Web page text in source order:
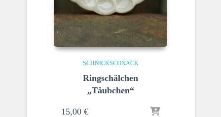
SCHNICKSCHNACK
Ringschälchen
„Täubchen“
15,00 €